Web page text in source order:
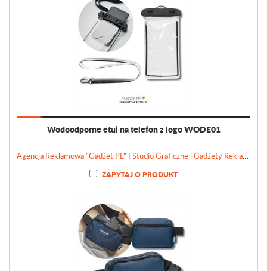
Wodoodporne etui na telefon z logo WODE01
Agencja Reklamowa "Gadżet PL" I Studio Graficzne i Gadżety Reklamowe
ZAPYTAJ O PRODUKT